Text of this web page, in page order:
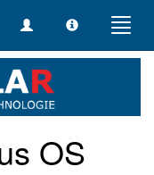
Toggle
Toggle
OS